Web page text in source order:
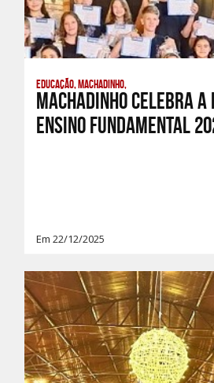
Educação, Machadinho,
Machadinho celebra
Ensino Fundamental
Em 22/12/2025